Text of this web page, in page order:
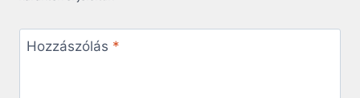
Hozzászólás *